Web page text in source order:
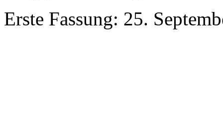
Erste Fassung: 25.